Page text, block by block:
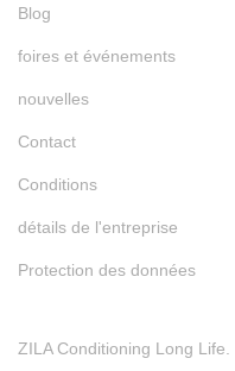
Blog
foires et événements
nouvelles
Contact
Conditions
détails de l'entreprise
Protection des données
ZILA Conditioning Long Life.